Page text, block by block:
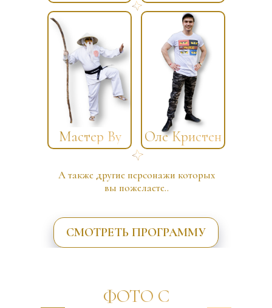
Оле Кристен
А также другие персонажи которых
вы пожелаете..
Мастер Ву
СМОТРЕТЬ ПРОГРАММУ
ФОТО С